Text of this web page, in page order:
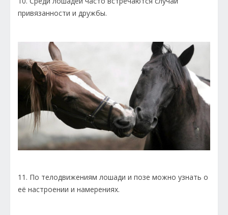
привязанности и дружбы.
11. По телодвижениям лошади и позе можно узнать о
её настроении и намерениях.